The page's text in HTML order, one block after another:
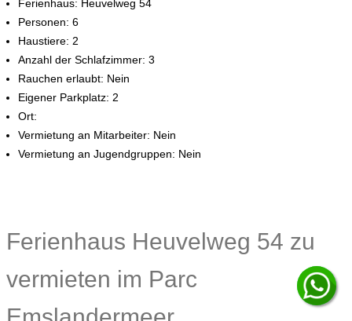
Ferienhaus: Heuvelweg 54
Personen: 6
Haustiere: 2
Anzahl der Schlafzimmer: 3
Rauchen erlaubt: Nein
Eigener Parkplatz: 2
Ort:
Vermietung an Mitarbeiter: Nein
Vermietung an Jugendgruppen: Nein
Ferienhaus Heuvelweg 54 zu
vermieten im Parc